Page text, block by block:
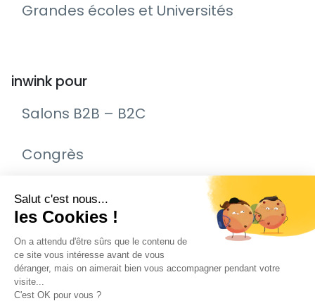
Grandes écoles et Universités
inwink pour
Salons B2B – B2C
Congrès
Remise de prix – Awards
Journée Portes Ouvertes (JPO)